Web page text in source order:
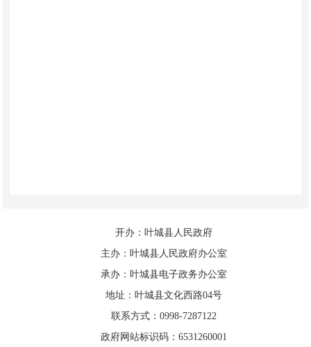
开办：叶城县人民政府
主办：叶城县人民政府办公室
承办：叶城县电子政务办公室
地址：叶城县文化西路04号
联系方式：0998-7287122
政府网站标识码：6531260001